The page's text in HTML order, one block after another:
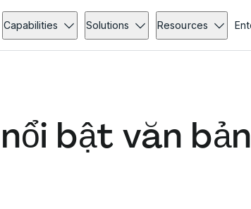
Capabilities Solutions Resources
bật văn